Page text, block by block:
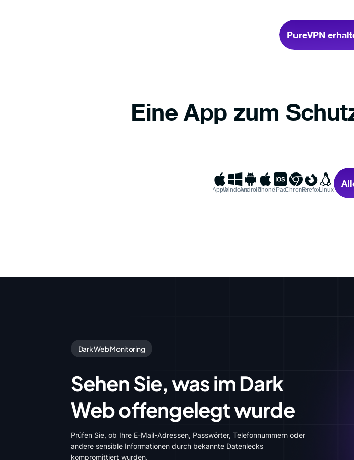
PureVPN
Eine App zum
AppleWindowsAndroidiPhoneiPadChromeFirefoxLinux
Dark Web Monitoring
Sehen Sie, was im Dark
Web offengelegt wurde
Prüfen Sie, ob Ihre E-Mail-Adressen, Passwörter, Telefonnummern oder
andere sensible Informationen durch bekannte Datenlecks
kompromittiert wurden.